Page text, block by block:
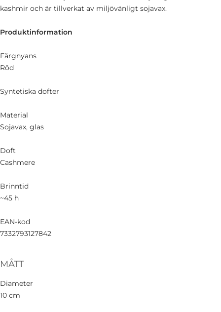
kashmir och är tillverkat av miljövänligt sojavax.
Produktinformation
Färgnyans
Röd
Syntetiska dofter
Material
Sojavax, glas
Doft
Cashmere
Brinntid
~45 h
EAN-kod
7332793127842
MÅTT
Diameter
10 cm